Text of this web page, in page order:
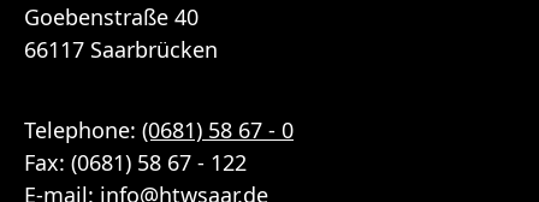
Goebenstraße 40
66117 Saarbrücken
Telephone: (0681) 58 67 - 0
Fax: (0681) 58 67 - 122
E-mail: info@htwsaar.de